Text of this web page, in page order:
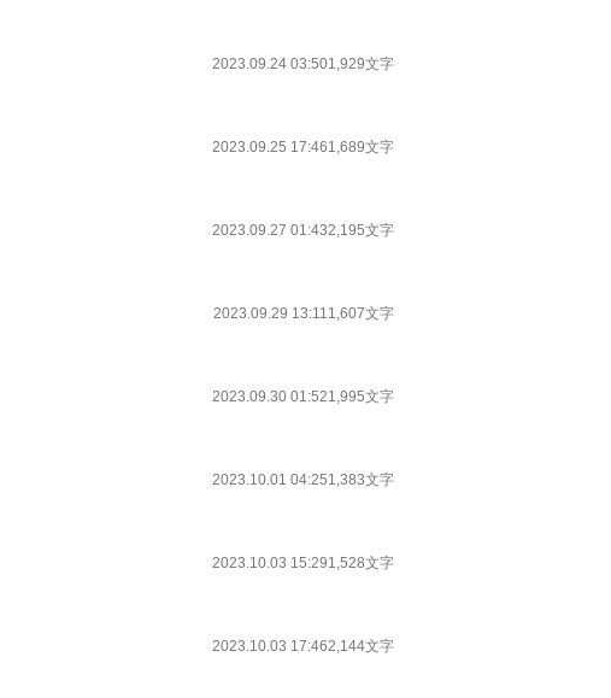
2023.09.24 03:501,929文字
2023.09.25 17:461,689文字
2023.09.27 01:432,195文字
2023.09.29 13:111,607文字
2023.09.30 01:521,995文字
2023.10.01 04:251,383文字
2023.10.03 15:291,528文字
2023.10.03 17:462,144文字